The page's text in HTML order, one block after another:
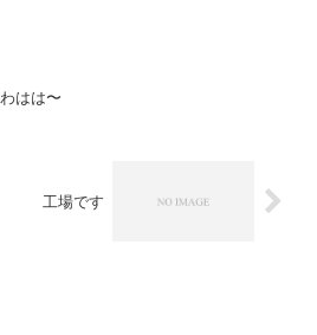
わはは〜
工場です